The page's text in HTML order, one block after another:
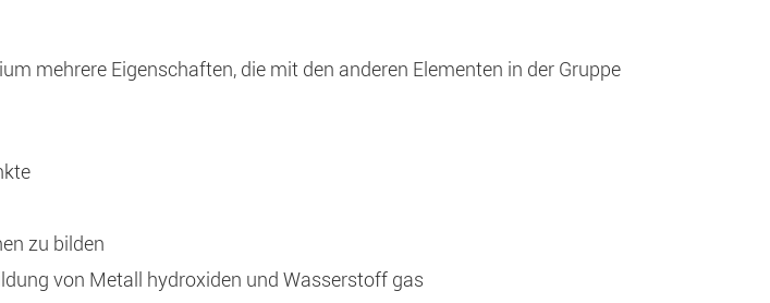
mehrere Eigenschaften, die mit den anderen Elementen in der Gruppe
zu bilden
von Metall hydroxiden und Wasserstoff gas